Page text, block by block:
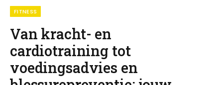
FITNESS
Van kracht- en
cardiotraining tot
voedingsadvies en